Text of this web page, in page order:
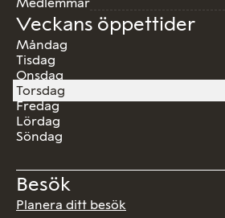
Veckans öppettider
Måndag
Tisdag
Onsdag
Torsdag
Fredag
Lördag
Söndag
Besök
Planera ditt besök